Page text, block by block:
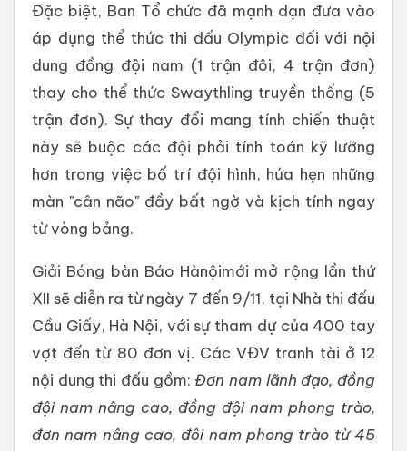
Đặc biệt, Ban Tổ chức đã mạnh dạn đưa vào
áp dụng thể thức thi đấu Olympic đối với nội
dung đồng đội nam (1 trận đôi, 4 trận đơn)
thay cho thể thức Swaythling truyền thống (5
trận đơn). Sự thay đổi mang tính chiến thuật
này sẽ buộc các đội phải tính toán kỹ lưỡng
hơn trong việc bố trí đội hình, hứa hẹn những
màn "cân não" đầy bất ngờ và kịch tính ngay
từ vòng bảng.
Giải Bóng bàn Báo Hànộimới mở rộng lần thứ
XII sẽ diễn ra từ ngày 7 đến 9/11, tại Nhà thi đấu
Cầu Giấy, Hà Nội, với sự tham dự của 400 tay
vợt đến từ 80 đơn vị. Các VĐV tranh tài ở 12
nội dung thi đấu gồm:Đơn nam lãnh đạo, đồng
đội nam nâng cao, đồng đội nam phong trào,
đơn nam nâng cao, đôi nam phong trào từ 45